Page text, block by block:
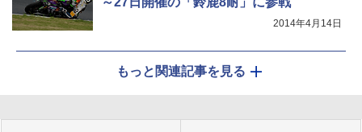
2014年4月14日
もっと関連記事を見る